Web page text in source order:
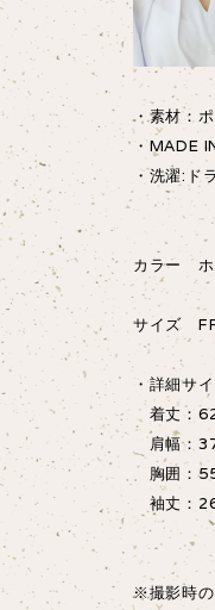
・素材：
・MADE
・洗濯:ド
カラー
サイズ
・詳細サ
着丈：
肩幅：
胸囲：
袖丈：
※撮影時の